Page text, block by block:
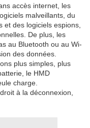
accès internet, les
malveillants, du
et des logiciels espions,
De plus, les
au Bluetooth ou au Wi-
des données.
plus simples, plus
le HMD
charge.
à la déconnexion,